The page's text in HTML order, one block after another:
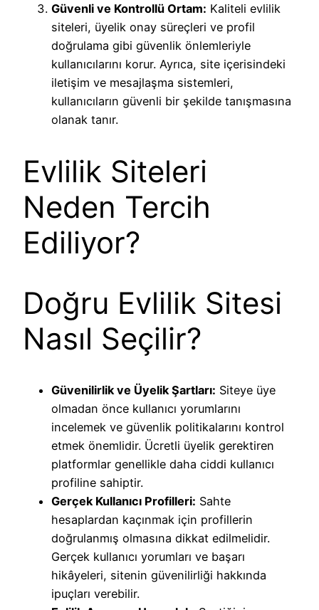
Güvenli ve Kontrollü Ortam: Kaliteli evlilik
siteleri, üyelik onay süreçleri ve profil
doğrulama gibi güvenlik önlemleriyle
kullanıcılarını korur. Ayrıca, site içerisindeki
iletişim ve mesajlaşma sistemleri,
kullanıcıların güvenli bir şekilde tanışmasına
olanak tanır.
Evlilik Siteleri
Neden Tercih
Ediliyor?
Doğru Evlilik Sitesi
Nasıl Seçilir?
Güvenilirlik ve Üyelik Şartları: Siteye üye
olmadan önce kullanıcı yorumlarını
incelemek ve güvenlik politikalarını kontrol
etmek önemlidir. Ücretli üyelik gerektiren
platformlar genellikle daha ciddi kullanıcı
profiline sahiptir.
Gerçek Kullanıcı Profilleri: Sahte
hesaplardan kaçınmak için profillerin
doğrulanmış olmasına dikkat edilmelidir.
Gerçek kullanıcı yorumları ve başarı
hikâyeleri, sitenin güvenilirliği hakkında
ipuçları verebilir.